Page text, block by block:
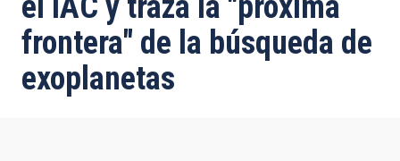
ayuda
a
la
frontera" de la búsqueda de
exoplanetas